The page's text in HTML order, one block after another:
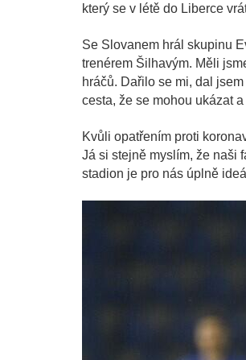
který se v létě do Liberce
Se Slovanem hrál skupinu
trenérem Šilhavým. Měli
hráčů. Dařilo se mi, dal
cesta, že se mohou ukázat
Kvůli opatřením proti
Já si stejně myslím, že naši
stadion je pro nás úplně